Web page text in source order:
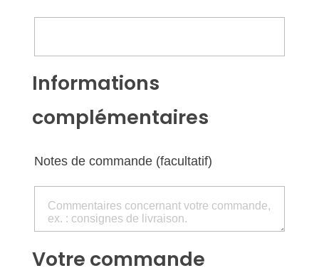
Informations
complémentaires
Notes de commande (facultatif)
Votre commande